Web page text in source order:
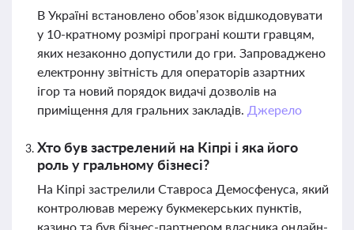
В Україні встановлено обов’язок відшкодовувати
у 10-кратному розмірі програні кошти гравцям,
яких незаконно допустили до гри. Запроваджено
електронну звітність для операторів азартних
ігор та новий порядок видачі дозволів на
приміщення для гральних закладів. Джерело
Хто був застрелений на Кіпрі і яка його
роль у гральному бізнесі?
На Кіпрі застрелили Ставроса Демосфенуса, який
контролював мережу букмекерських пунктів,
казино та був бізнес-партнером власника онлайн-